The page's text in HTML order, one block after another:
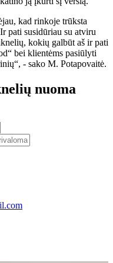
kad rinkoje trūksta
pati susidūriau su atviru
kokių galbūt aš ir pati
bei klientėms pasiūlyti
- sako M. Potapovaitė.
nuoma